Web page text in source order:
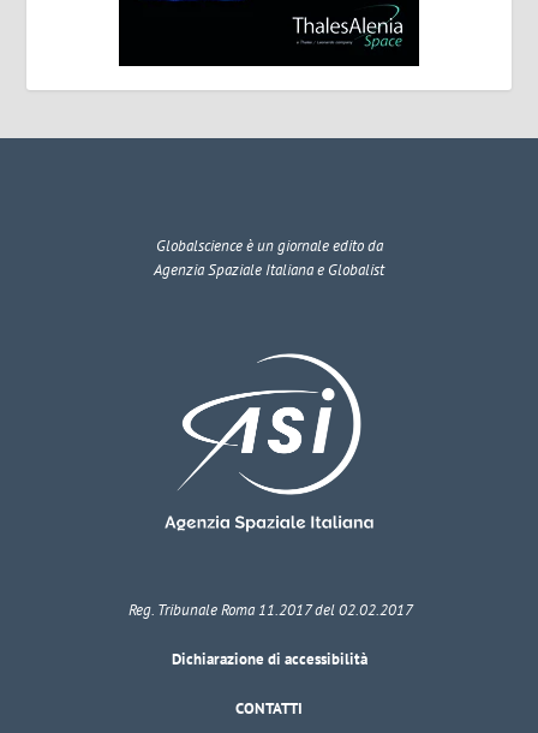
Globalscienceè un giornale edito da
Agenzia Spaziale Italiana e Globalist
Reg. Tribunale Roma 11.2017 del 02.02.2017
Dichiarazione di accessibilità
CONTATTI